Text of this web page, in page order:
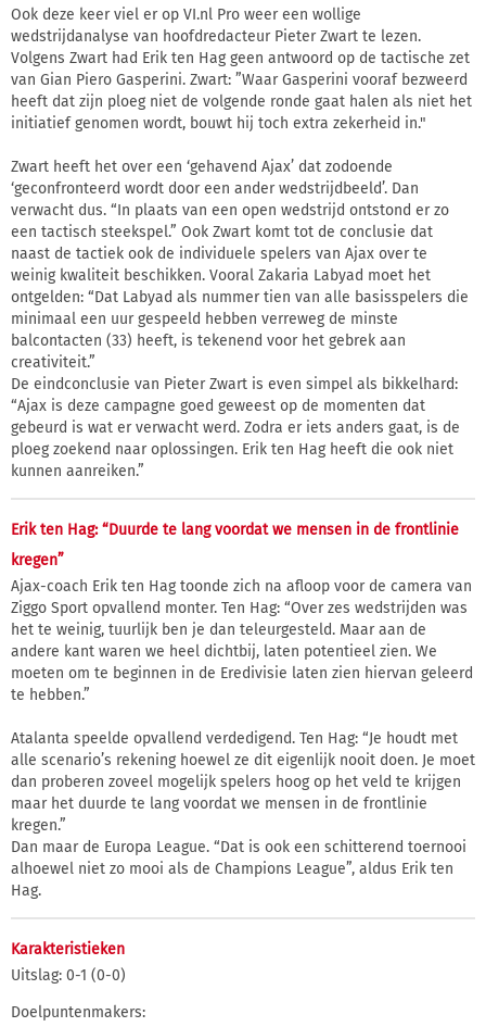
Ook deze keer viel er op VI.nl Pro weer een wollige
wedstrijdanalyse van hoofdredacteur Pieter Zwart te lezen.
Volgens Zwart had Erik ten Hag geen antwoord op de tactische zet
van Gian Piero Gasperini. Zwart: ”Waar Gasperini vooraf bezweerd
heeft dat zijn ploeg niet de volgende ronde gaat halen als niet het
initiatief genomen wordt, bouwt hij toch extra zekerheid in."
Zwart heeft het over een ‘gehavend Ajax’ dat zodoende
‘geconfronteerd wordt door een ander wedstrijdbeeld’. Dan
verwacht dus. “In plaats van een open wedstrijd ontstond er zo
een tactisch steekspel.” Ook Zwart komt tot de conclusie dat
naast de tactiek ook de individuele spelers van Ajax over te
weinig kwaliteit beschikken. Vooral Zakaria Labyad moet het
ontgelden: “Dat Labyad als nummer tien van alle basisspelers die
minimaal een uur gespeeld hebben verreweg de minste
balcontacten (33) heeft, is tekenend voor het gebrek aan
creativiteit.”
De eindconclusie van Pieter Zwart is even simpel als bikkelhard:
“Ajax is deze campagne goed geweest op de momenten dat
gebeurd is wat er verwacht werd. Zodra er iets anders gaat, is de
ploeg zoekend naar oplossingen. Erik ten Hag heeft die ook niet
kunnen aanreiken.”
Erik ten Hag: “Duurde te lang voordat we mensen in de frontlinie
kregen”
Ajax-coach Erik ten Hag toonde zich na afloop voor de camera van
Ziggo Sport opvallend monter. Ten Hag: “Over zes wedstrijden was
het te weinig, tuurlijk ben je dan teleurgesteld. Maar aan de
andere kant waren we heel dichtbij, laten potentieel zien. We
moeten om te beginnen in de Eredivisie laten zien hiervan geleerd
te hebben.”
Atalanta speelde opvallend verdedigend. Ten Hag: “Je houdt met
alle scenario’s rekening hoewel ze dit eigenlijk nooit doen. Je moet
dan proberen zoveel mogelijk spelers hoog op het veld te krijgen
maar het duurde te lang voordat we mensen in de frontlinie
kregen.”
Dan maar de Europa League. “Dat is ook een schitterend toernooi
alhoewel niet zo mooi als de Champions League”, aldus Erik ten
Hag.
Karakteristieken
Uitslag: 0-1 (0-0)
Doelpuntenmakers: